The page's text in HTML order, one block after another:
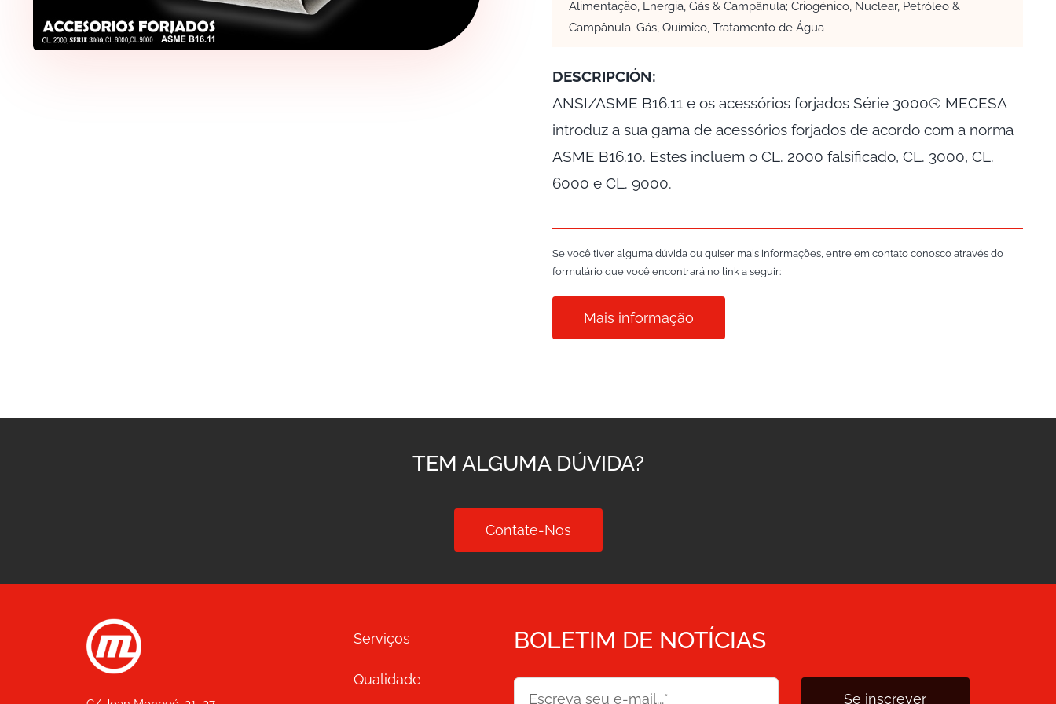
Alimentação, Energia, Gás & Campânula; Criogénico, Nuclear, Petróleo &
Campânula; Gás, Químico, Tratamento de Água
DESCRIPCIÓN:
ANSI/ASME B16.11 e os acessórios forjados Série 3000® MECESA
introduz a sua gama de acessórios forjados de acordo com a norma
ASME B16.10. Estes incluem o CL. 2000 falsificado, CL. 3000, CL.
6000 e CL. 9000.
Se você tiver alguma dúvida ou quiser mais informações, entre em contato conosco através do
formulário que você encontrará no link a seguir:
Mais informação
TEM ALGUMA DÚVIDA?
Contate-Nos
Serviços
Qualidade
BOLETIM DE NOTÍCIAS
Se inscrever